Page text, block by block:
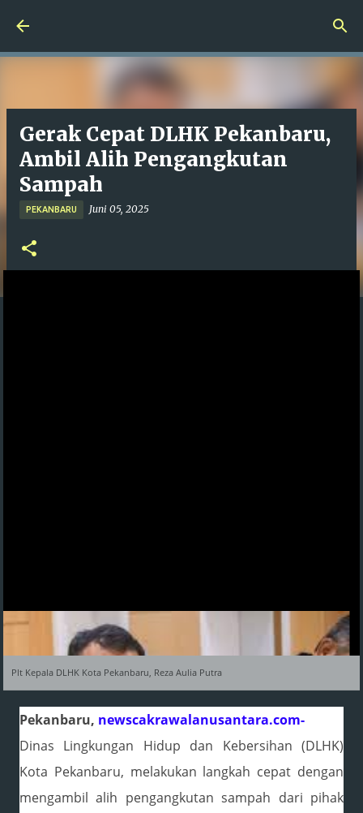
Gerak Cepat DLHK Pekanbaru,
Ambil Alih Pengangkutan
Sampah
PEKANBARU Juni 05, 2025
Plt Kepala DLHK Kota Pekanbaru, Reza Aulia Putra
Pekanbaru, newscakrawalanusantara.com-
Dinas Lingkungan Hidup dan Kebersihan (DLHK)
Kota Pekanbaru, melakukan langkah cepat dengan
mengambil alih pengangkutan sampah dari pihak